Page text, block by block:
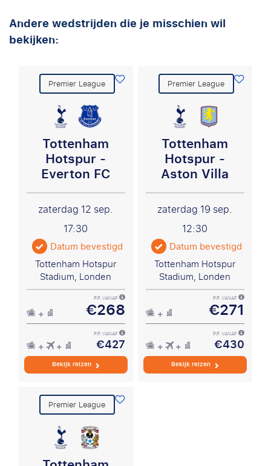
Andere wedstrijden die je misschien wil
bekijken:
Premier League
Tottenham
Hotspur -
Everton FC
zaterdag 12 sep.
17:30
Datum bevestigd
Tottenham Hotspur
Stadium, Londen
P.P. VANAF
€268
P.P. VANAF
€427
Bekijk reizen
Premier League
Tottenham
Hotspur -
Aston Villa
zaterdag 19 sep.
12:30
Datum bevestigd
Tottenham Hotspur
Stadium, Londen
P.P. VANAF
€271
P.P. VANAF
€430
Bekijk reizen
Premier League